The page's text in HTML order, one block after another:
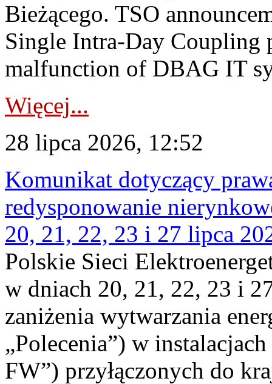
Bieżącego. TSO
Single Intra-Day Coupling
malfunction of DBAG IT
Więcej...
28 lipca 2026, 12:52
Komunikat dotyczący
redysponowanie
20, 21, 22, 23 i 27 lipca
Polskie Sieci
w dniach 20, 21, 22, 23 i
zaniżenia wytwarzania
„Polecenia”) w
FW”) przyłączonych do